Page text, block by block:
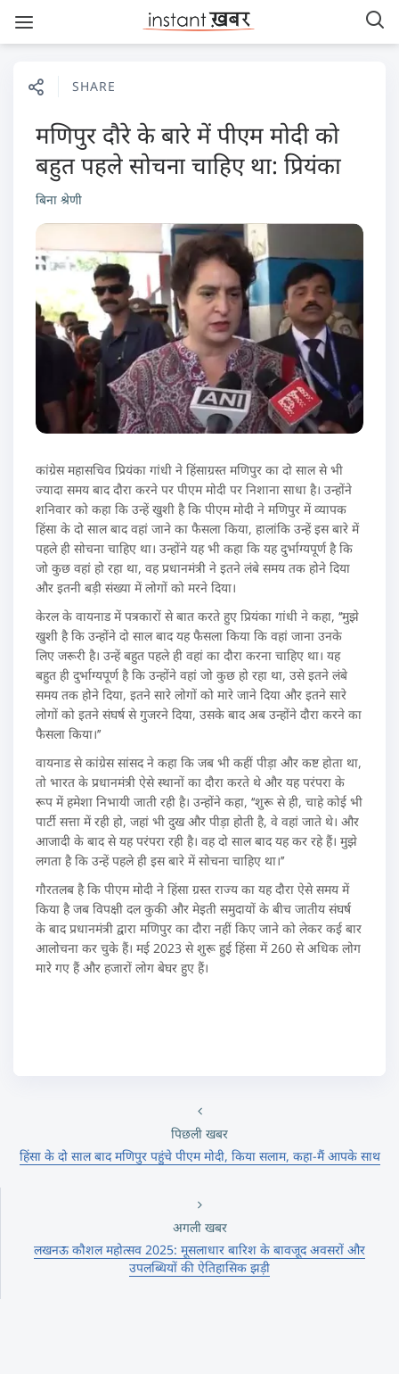
SHARE
मणिपुर दौरे के बारे में पीएम मोदी को
बहुत पहले सोचना चाहिए था: प्रियंका
बिना श्रेणी
कांग्रेस महासचिव प्रियंका गांधी ने हिंसाग्रस्त मणिपुर का दो साल से भी
ज्यादा समय बाद दौरा करने पर पीएम मोदी पर निशाना साधा है। उन्होंने
शनिवार को कहा कि उन्हें खुशी है कि पीएम मोदी ने मणिपुर में व्यापक
हिंसा के दो साल बाद वहां जाने का फैसला किया, हालांकि उन्हें इस बारे में
पहले ही सोचना चाहिए था। उन्होंने यह भी कहा कि यह दुर्भाग्यपूर्ण है कि
जो कुछ वहां हो रहा था, वह प्रधानमंत्री ने इतने लंबे समय तक होने दिया
और इतनी बड़ी संख्या में लोगों को मरने दिया।
केरल के वायनाड में पत्रकारों से बात करते हुए प्रियंका गांधी ने कहा, ‘‘मुझे
खुशी है कि उन्होंने दो साल बाद यह फैसला किया कि वहां जाना उनके
लिए जरूरी है। उन्हें बहुत पहले ही वहां का दौरा करना चाहिए था। यह
बहुत ही दुर्भाग्यपूर्ण है कि उन्होंने वहां जो कुछ हो रहा था, उसे इतने लंबे
समय तक होने दिया, इतने सारे लोगों को मारे जाने दिया और इतने सारे
लोगों को इतने संघर्ष से गुजरने दिया, उसके बाद अब उन्होंने दौरा करने का
फैसला किया।’’
वायनाड से कांग्रेस सांसद ने कहा कि जब भी कहीं पीड़ा और कष्ट होता था,
तो भारत के प्रधानमंत्री ऐसे स्थानों का दौरा करते थे और यह परंपरा के
रूप में हमेशा निभायी जाती रही है। उन्होंने कहा, ‘‘शुरू से ही, चाहे कोई भी
पार्टी सत्ता में रही हो, जहां भी दुख और पीड़ा होती है, वे वहां जाते थे। और
आजादी के बाद से यह परंपरा रही है। वह दो साल बाद यह कर रहे हैं। मुझे
लगता है कि उन्हें पहले ही इस बारे में सोचना चाहिए था।’’
गौरतलब है कि पीएम मोदी ने हिंसा ग्रस्त राज्य का यह दौरा ऐसे समय में
किया है जब विपक्षी दल कुकी और मेइती समुदायों के बीच जातीय संघर्ष
के बाद प्रधानमंत्री द्वारा मणिपुर का दौरा नहीं किए जाने को लेकर कई बार
आलोचना कर चुके हैं। मई 2023 से शुरू हुई हिंसा में 260 से अधिक लोग
मारे गए हैं और हजारों लोग बेघर हुए हैं।
पिछली खबर
हिंसा के दो साल बाद मणिपुर पहुंचे पीएम मोदी, किया सलाम, कहा-मैं आपके साथ
अगली खबर
लखनऊ कौशल महोत्सव 2025: मूसलाधार बारिश के बावजूद अवसरों और
उपलब्धियों की ऐतिहासिक झड़ी